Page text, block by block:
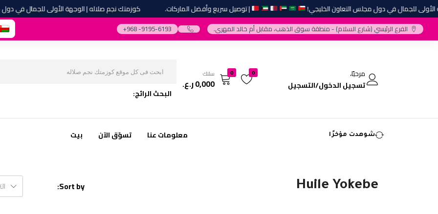
للجمال في دول مجلس التعاون الخليجي! | توصيل سريع وأفضل الماركات. كوزمتك نجم صلاله | الوجهة الأولى للجمال في دول
الفرع الرئيسي (شارع السلام) - منطقة سوق الذهب، مقابل أم خالد المهري. ‎+968 -9195-6193‎
البحث الرائج:
مرحبًا،
تسجيل الدخول/التسجيل
0
0 سلتك
0,000ر.ع.
بيت تسوّق الآن معلومات عنا شوهدت مؤخرًا
Huile Yokebe
Sort by: